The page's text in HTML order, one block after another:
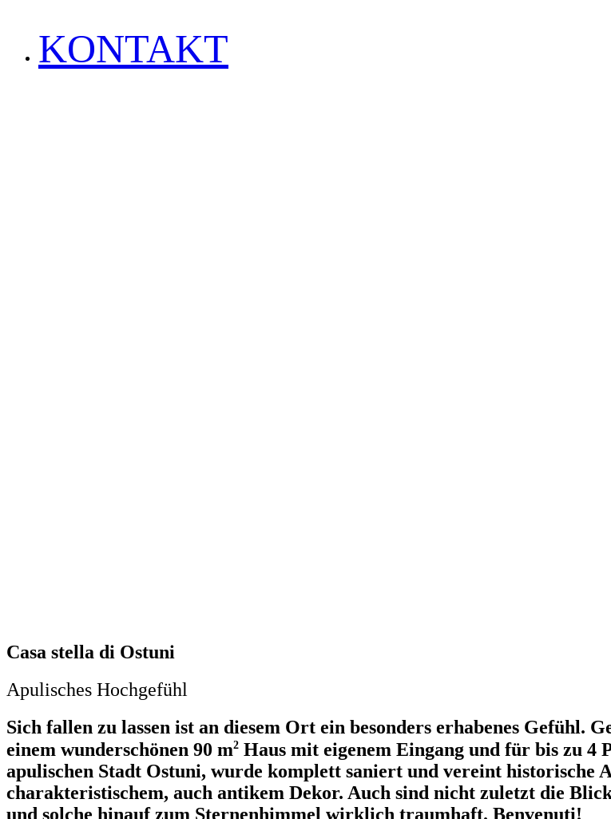
KONTAKT
Casa stella di Ostuni
Apulisches Hochgefühl
Sich fallen zu lassen ist an diesem Ort ein besonders erhabenes Gefühl.
einem wunderschönen 90 m2 Haus mit eigenem Eingang und für bis zu 4
apulischen Stadt Ostuni, wurde komplett saniert und vereint historische
charakteristischem, auch antikem Dekor. Auch sind nicht zuletzt die
und solche hinauf zum Sternenhimmel wirklich traumhaft. Benvenuti!